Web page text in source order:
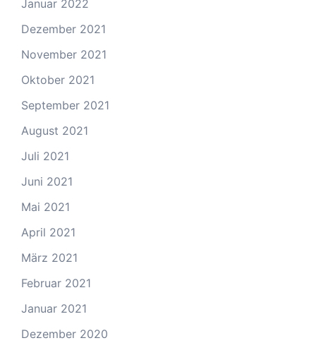
Januar 2022
Dezember 2021
November 2021
Oktober 2021
September 2021
August 2021
Juli 2021
Juni 2021
Mai 2021
April 2021
März 2021
Februar 2021
Januar 2021
Dezember 2020